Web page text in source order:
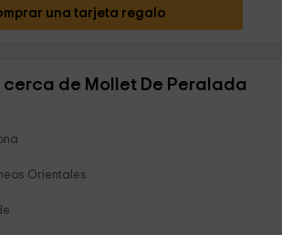
una tarjeta regalo
cerca de Mollet De Peralada
Orientales